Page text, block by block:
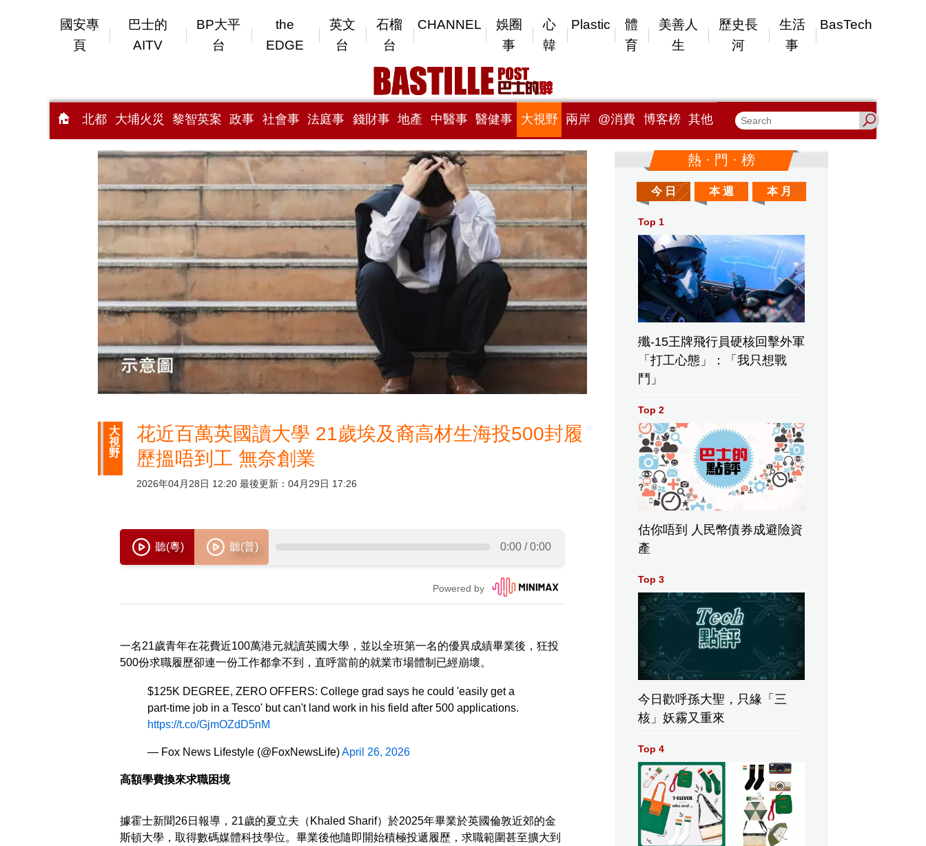
國安專
頁
巴士的
AITV
BP大平
台
the
EDGE
英文
台
石榴
台
CHANNEL
娛圈
事
心
韓
Plastic
體
育
美善人
生
歷史長
河
生活
事
BasTech
北都 大埔火災 黎智英案 政事 社會事 法庭事 錢財事 地產 中醫事 醫健事 大視野 兩岸 @消費 博客榜 其他
大
視
野
花近百萬英國讀大學 21歲埃及裔高材生海投500封履
歷搵唔到工 無奈創業
2026年04月28日 12:20 最後更新：04月29日 17:26
一名21歲青年在花費近100萬港元就讀英國大學，並以全班第一名的優異成績畢業後，狂投
500份求職履歷卻連一份工作都拿不到，直呼當前的就業市場體制已經崩壞。
$125K DEGREE, ZERO OFFERS: College grad says he could 'easily get a
part-time job in a Tesco' but can't land work in his field after 500 applications.
https://t.co/GjmOZdD5nM
— Fox News Lifestyle (@FoxNewsLife)April 26, 2026
高額學費換來求職困境
據霍士新聞26日報導，21歲的夏立夫（Khaled Sharif）於2025年畢業於英國倫敦近郊的金
斯頓大學，取得數碼媒體科技學位。畢業後他隨即開始積極投遞履歷，求職範圍甚至擴大到
熱 · 門 · 榜
今 日 本 週 本 月
Top 1
殲-15王牌飛行員硬核回擊外軍
「打工心態」：「我只想戰
鬥」
Top 2
估你唔到 人民幣債券成避險資
產
Top 3
今日歡呼孫大聖，只緣「三
核」妖霧又重來
Top 4